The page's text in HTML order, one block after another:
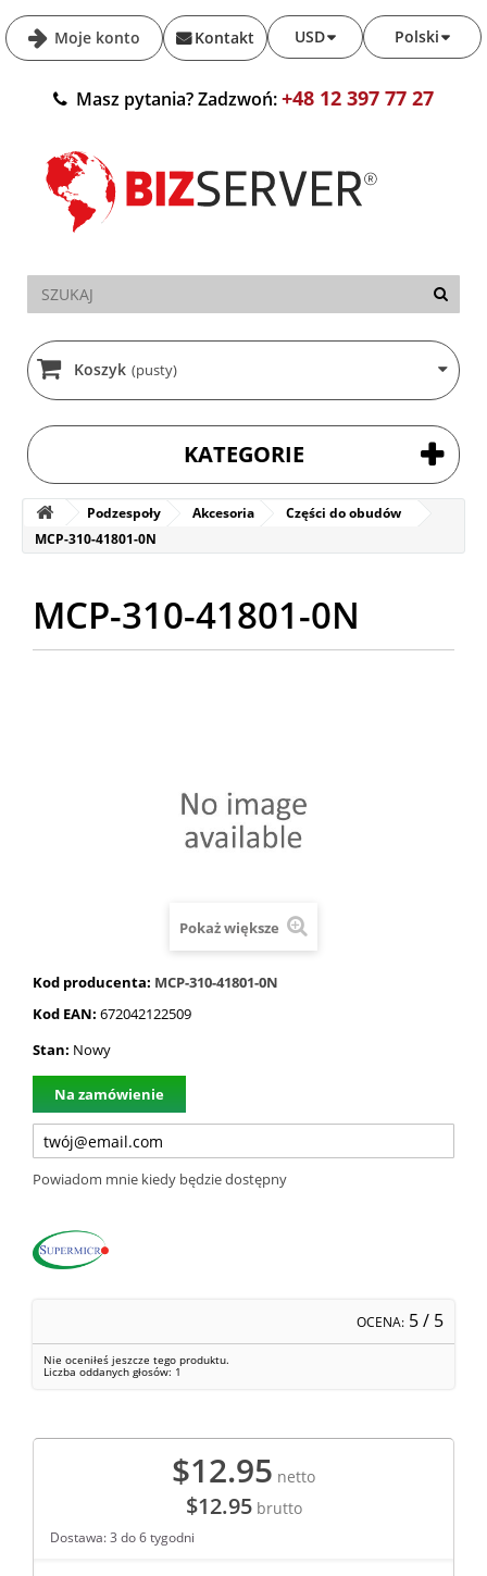
Moje konto Polski
USD
Kontakt
Masz pytania? Zadzwoń:+48 12 397 77 27
Koszyk (pusty)
KATEGORIE
Podzespoły Akcesoria
Części do obudów
MCP-310-41801-0N
MCP-310-41801-0N
Pokaż większe
Kod producenta: MCP-310-41801-0N
Kod EAN: 672042122509
Stan: Nowy
Na zamówienie
Powiadom mnie kiedy będzie dostępny
OCENA: 5/ 5
Nie oceniłeś jeszcze tego produktu.
Liczba oddanych głosów: 1
$12.95 netto
$12.95brutto
Dostawa: 3 do 6 tygodni